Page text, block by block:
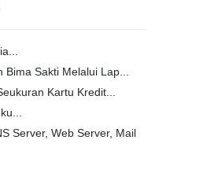
Bima Sakti Melalui Lap...
Kartu Kredit...
Server, Web Server, Mail